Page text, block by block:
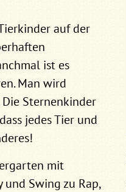
auf der
ist es
Man wird
Sternenkinder
jedes Tier und
mit
Swing zu Rap,